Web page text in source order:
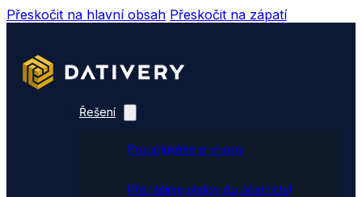
Přeskočit na hlavní obsah Přeskočit na zápatí
Řešení
Propojujeme e-shopy
Přenášíme platby do účetnictví